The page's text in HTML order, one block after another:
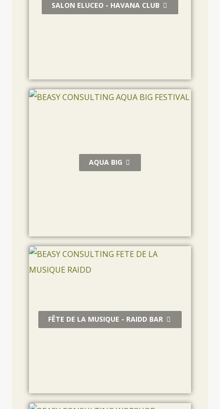
SALON ELUCEO - HAVANA CLUB
AQUA BIG
FÊTE DE LA MUSIQUE - RAIDD BAR